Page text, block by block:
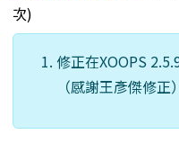
次)
修正在XOOPS
（感謝王彥傑修正）